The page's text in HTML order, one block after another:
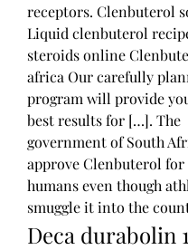
receptors. Clenbuterol
Liquid clenbuterol
steroids online
africa Our carefully
program will provide
best results for […]. The
government of South
approve Clenbuterol for
humans even though
Deca durabolin